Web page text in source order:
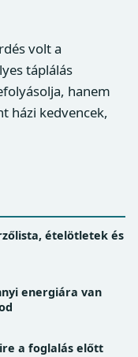
volt a
táplálás
hanem
házi kedvencek,
ételötletek és
energiára van
a foglalás előtt